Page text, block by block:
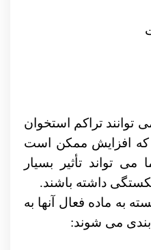
توانند تراکم استخوان
که افزایش ممکن است
تواند تأثیر بسیار
داشته باشند.
به ماده فعال آنها به
می شوند: